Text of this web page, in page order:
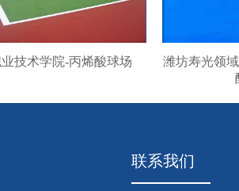
技术学院-丙烯酸球场
潍坊寿光领
联系我们